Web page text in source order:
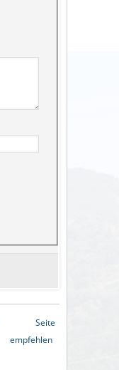
Seite
empfehlen